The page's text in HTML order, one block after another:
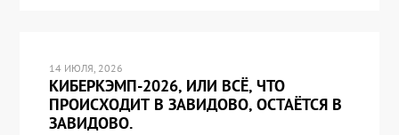
14 ИЮЛЯ, 2026
КИБЕРКЭМП-2026, ИЛИ ВСЁ, ЧТО
ПРОИСХОДИТ В ЗАВИДОВО, ОСТАЁТСЯ В
ЗАВИДОВО.